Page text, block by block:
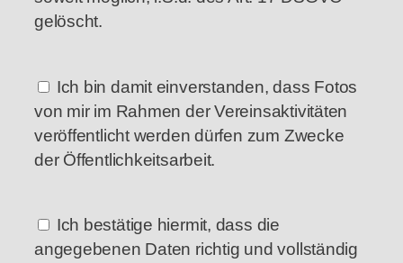
gelöscht.
Ich bin damit einverstanden, dass Fotos
von mir im Rahmen der Vereinsaktivitäten
veröffentlicht werden dürfen zum Zwecke
der Öffentlichkeitsarbeit.
Ich bestätige hiermit, dass die
angegebenen Daten richtig und vollständig